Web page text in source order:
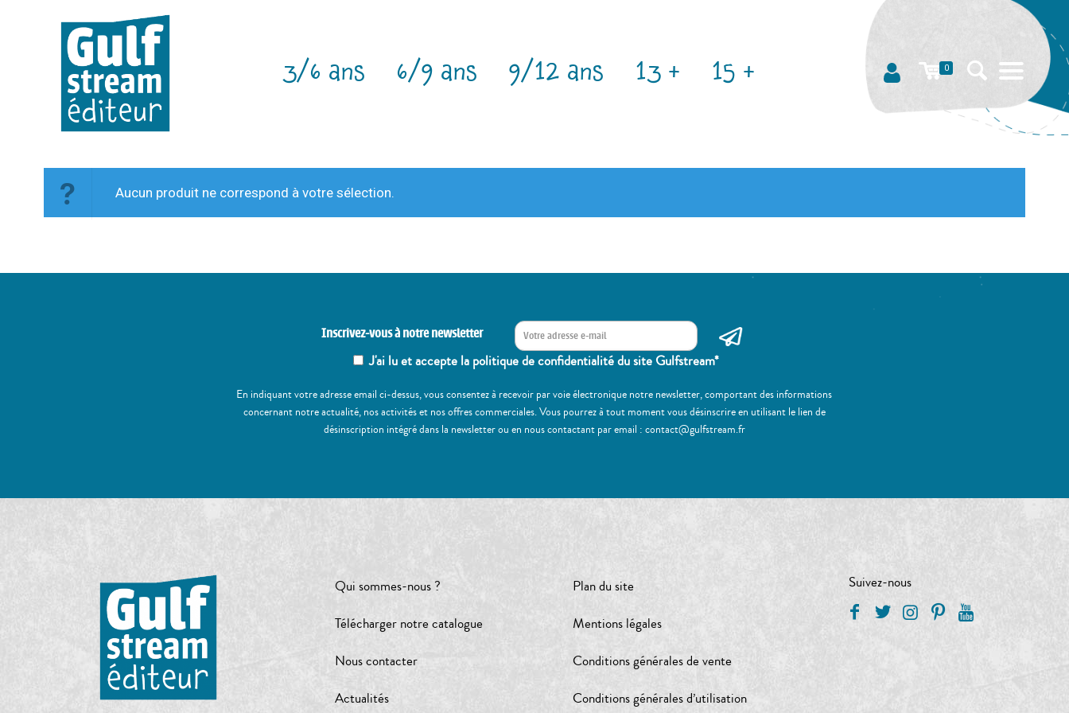
3/6 ans 6/9 ans 9/12 ans 13 + 15 + 0
Aucun produit ne correspond à votre sélection.
Inscrivez-vous à notre newsletter
J'ai lu et accepte la politique de confidentialité du site Gulfstream*
En indiquant votre adresse email ci-dessus, vous consentez à recevoir par voie électronique notre newsletter, comportant des informations
concernant notre actualité, nos activités et nos offres commerciales. Vous pourrez à tout moment vous désinscrire en utilisant le lien de
désinscription intégré dans la newsletter ou en nous contactant par email : contact@gulfstream.fr
Qui sommes-nous ?
Télécharger notre catalogue
Nous contacter
Actualités
Plan du site
Mentions légales
Conditions générales de vente
Conditions générales d’utilisation
Suivez-nous